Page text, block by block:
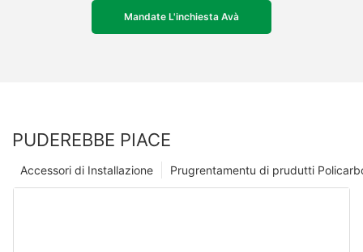
Mandate L'inchiesta Avà
PUDEREBBE PIACE
Prugrentamentu di prudutti
Accessori di Installazione